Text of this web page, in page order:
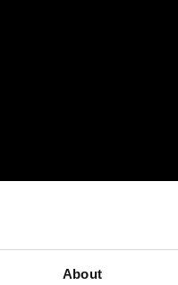
About